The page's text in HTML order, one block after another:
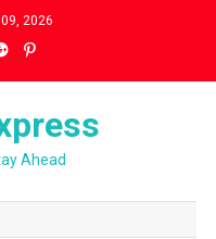
2026
Ahead